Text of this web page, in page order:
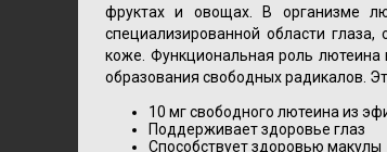
фруктах и ​​овощах. В организме
специализированной области
коже. Функциональная роль лютеина
образования свободных радикалов.
10 мг свободного лютеина из
Поддерживает здоровье глаз
Способствует здоровью макулы